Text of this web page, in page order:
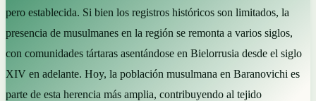
pero establecida. Si bien los registros históricos son limitados, la
presencia de musulmanes en la región se remonta a varios siglos,
con comunidades tártaras asentándose en Bielorrusia desde el siglo
XIV en adelante. Hoy, la población musulmana en Baranovichi es
parte de esta herencia más amplia, contribuyendo al tejido